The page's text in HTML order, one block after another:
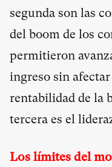
segunda son las
del boom de los
permitieron
ingreso sin
rentabilidad de la
tercera es el
Los límites del